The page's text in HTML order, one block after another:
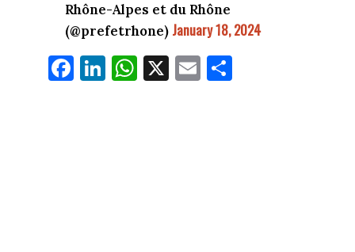
Rhône-Alpes et du Rhône
(@prefetrhone) January 18, 2024
Fa
ce
Li
nk
W
ha
X E
m
Pa